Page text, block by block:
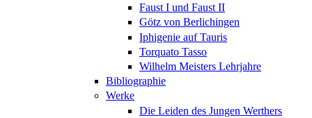
Faust I und Faust II
Götz von Berlichingen
Iphigenie auf Tauris
Torquato Tasso
Wilhelm Meisters Lehrjahre
Bibliographie
Werke
Die Leiden des Jungen Werthers